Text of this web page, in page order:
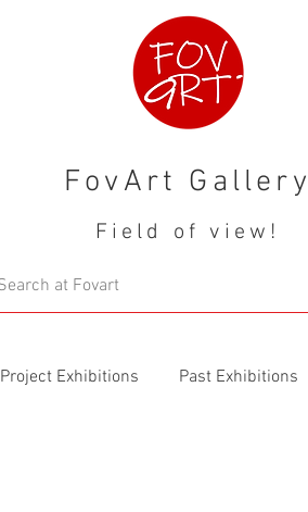
FovArt Gallery
Field of view!
Project Exhibitions Past Exhibitions